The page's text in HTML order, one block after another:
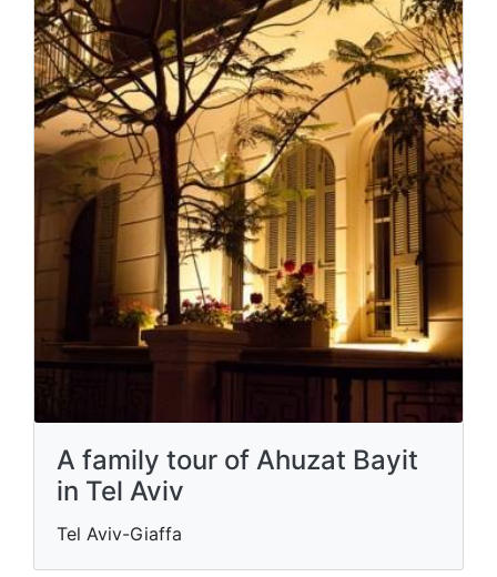
A family tour of Ahuzat Bayit
in Tel Aviv
Tel Aviv-Giaffa